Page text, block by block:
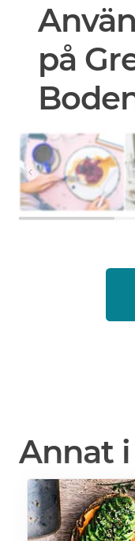
på
Annat